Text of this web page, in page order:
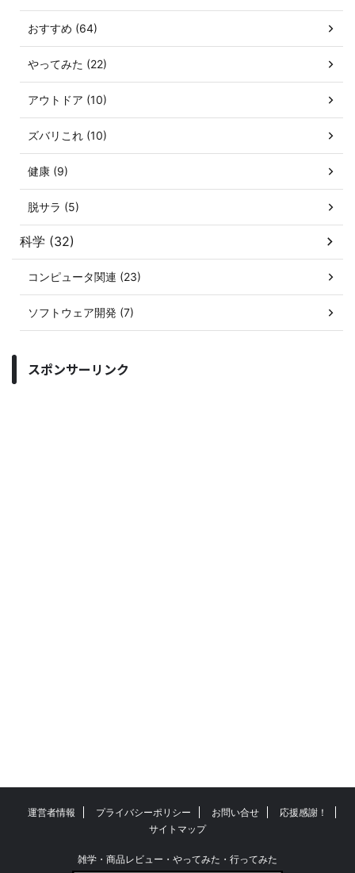
おすすめ (64)
やってみた (22)
アウトドア (10)
ズバリこれ (10)
健康 (9)
脱サラ (5)
科学 (32)
コンピュータ関連 (23)
ソフトウェア開発 (7)
スポンサーリンク
運営者情報 プライバシーポリシー お問い合せ
応援感謝！
サイトマップ
雑学・商品レビュー・やってみた・行ってみた